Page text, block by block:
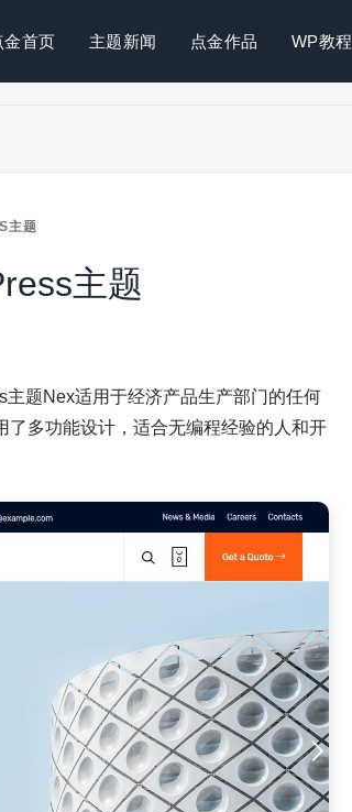
金首页 主题新闻 点金作品 WP教程
主题
主题
题Nex适用于经济产品生产部门的任何
多功能设计，适合无编程经验的人和开